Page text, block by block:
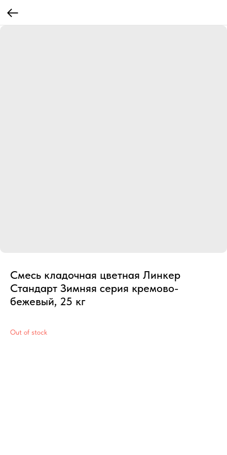
Смесь кладочная цветная Линкер
Стандарт Зимняя серия кремово-
бежевый, 25 кг
Out of stock